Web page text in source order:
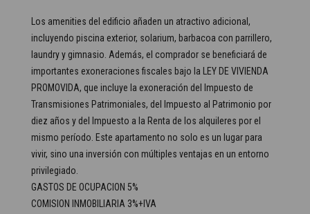
Los amenities del edificio añaden un atractivo adicional,
incluyendo piscina exterior, solarium, barbacoa con parrillero,
laundry y gimnasio. Además, el comprador se beneficiará de
importantes exoneraciones fiscales bajo la LEY DE VIVIENDA
PROMOVIDA, que incluye la exoneración del Impuesto de
Transmisiones Patrimoniales, del Impuesto al Patrimonio por
diez años y del Impuesto a la Renta de los alquileres por el
mismo período. Este apartamento no solo es un lugar para
vivir, sino una inversión con múltiples ventajas en un entorno
privilegiado.
GASTOS DE OCUPACION 5%
COMISION INMOBILIARIA 3%+IVA